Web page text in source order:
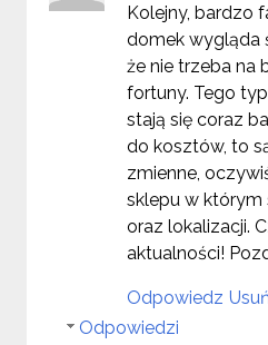
Kolejny, bardzo
domek wygląda
że nie trzeba na
fortuny. Tego
stają się coraz
do kosztów, to
zmienne,
sklepu w którym
oraz lokalizacji.
aktualności!
Odpowiedz
Odpowiedzi